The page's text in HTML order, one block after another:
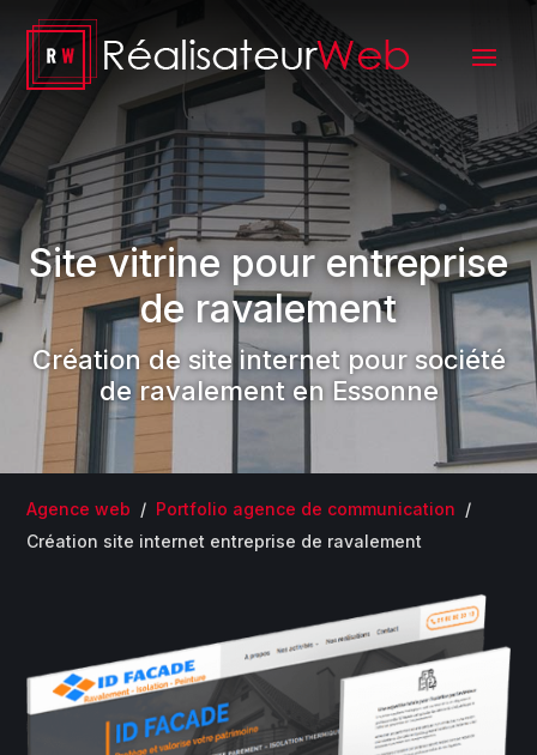
Site vitrine pour entreprise
de ravalement
Création de site internet pour société
de ravalement en Essonne
Agence web / Portfolio agence de communication /
Création site internet entreprise de ravalement